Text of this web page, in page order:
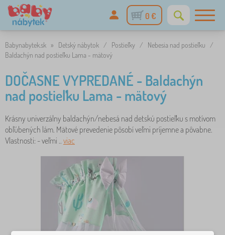
0 €
Babynabytek.sk » Detský nábytok / Postieľky / Nebesia nad postieľku
/
Baldachýn nad postieľku Lama - mätový
DOČASNE VYPREDANÉ - Baldachýn
nad postieľku Lama - mätový
Krásny univerzálny baldachýn/nebesá nad detskú postieľku s motívom
obľúbených lám. Mätové prevedenie pôsobí veľmi príjemne a pôvabne.
Vlastnosti: - veľmi .. viac